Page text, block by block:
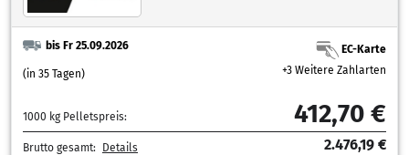
bis Fr 25.09.2026
(in 35 Tagen)
EC-Karte
+3 Weitere Zahlarten
1000 kg Pelletspreis: 412,70 €
Brutto gesamt: Details 2.476,19 €